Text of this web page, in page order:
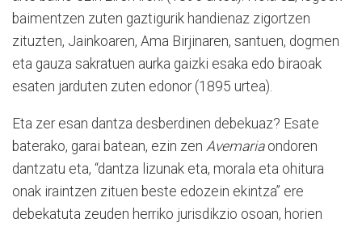
baimentzen zuten gaztigurik handienaz zigortzen
zituzten, Jainkoaren, Ama Birjinaren, santuen, dogmen
eta gauza sakratuen aurka gaizki esaka edo biraoak
esaten jarduten zuten edonor (1895 urtea).
Eta zer esan dantza desberdinen debekuaz? Esate
baterako, garai batean, ezin zen Avemariaondoren
dantzatu eta, “dantza lizunak eta, morala eta ohitura
onak iraintzen zituen beste edozein ekintza” ere
debekatuta zeuden herriko jurisdikzio osoan, horien